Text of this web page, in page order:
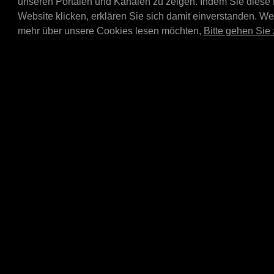
Website klicken, erklären Sie sich damit einverstanden.
mehr über unsere Cookies lesen möchten, Bitte gehen
MPM 20/60 ltr
E4020L or E4060L).